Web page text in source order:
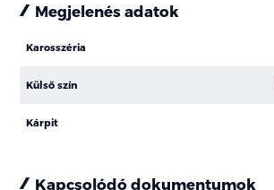
Megjelenés adatok
Karosszéria
Külső szín
Kárpit
Kapcsolódó dokumentumok